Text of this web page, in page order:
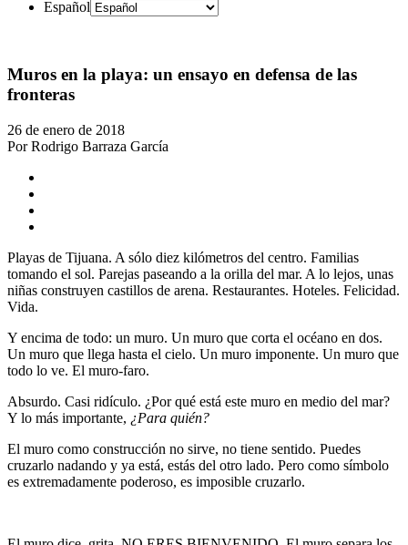
Español
Muros en la playa: un ensayo en defensa de las
fronteras
26 de enero de 2018
Por Rodrigo Barraza García
Playas de Tijuana. A sólo diez kilómetros del centro. Familias
tomando el sol. Parejas paseando a la orilla del mar. A lo lejos, unas
niñas construyen castillos de arena. Restaurantes. Hoteles. Felicidad.
Vida.
Y encima de todo: un muro. Un muro que corta el océano en dos.
Un muro que llega hasta el cielo. Un muro imponente. Un muro que
todo lo ve. El muro-faro.
Absurdo. Casi ridículo. ¿Por qué está este muro en medio del mar?
Y lo más importante, ¿Para quién?
El muro como construcción no sirve, no tiene sentido. Puedes
cruzarlo nadando y ya está, estás del otro lado. Pero como símbolo
es extremadamente poderoso, es imposible cruzarlo.